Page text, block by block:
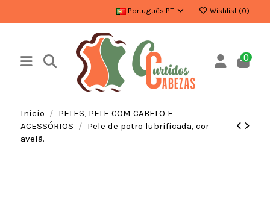
Português PT Wishlist (0)
0
Início
PELES, PELE COM CABELO E
ACESSÓRIOS
Pele de potro lubrificada, cor
avelã.